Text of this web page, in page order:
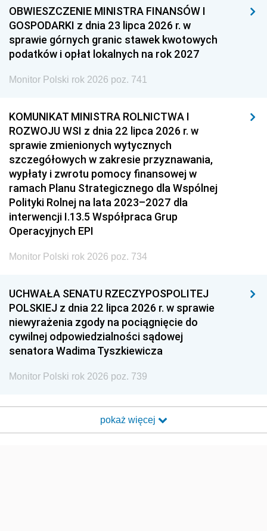
OBWIESZCZENIE MINISTRA FINANSÓW I
GOSPODARKI z dnia 23 lipca 2026 r. w
sprawie górnych granic stawek kwotowych
podatków i opłat lokalnych na rok 2027
Monitor Polski rok 2026 poz. 741
KOMUNIKAT MINISTRA ROLNICTWA I
ROZWOJU WSI z dnia 22 lipca 2026 r. w
sprawie zmienionych wytycznych
szczegółowych w zakresie przyznawania,
wypłaty i zwrotu pomocy finansowej w
ramach Planu Strategicznego dla Wspólnej
Polityki Rolnej na lata 2023–2027 dla
interwencji I.13.5 Współpraca Grup
Operacyjnych EPI
Monitor Polski rok 2026 poz. 734
UCHWAŁA SENATU RZECZYPOSPOLITEJ
POLSKIEJ z dnia 22 lipca 2026 r. w sprawie
niewyrażenia zgody na pociągnięcie do
cywilnej odpowiedzialności sądowej
senatora Wadima Tyszkiewicza
Monitor Polski rok 2026 poz. 739
pokaż więcej